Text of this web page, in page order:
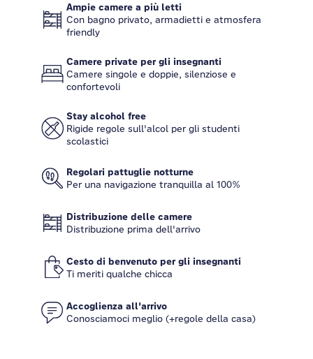
Ampie camere a più letti
Con bagno privato, armadietti e atmosfera
friendly
Camere private per gli insegnanti
Camere singole e doppie, silenziose e
confortevoli
Stay alcohol free
Rigide regole sull'alcol per gli studenti
scolastici
Regolari pattuglie notturne
Per una navigazione tranquilla al 100%
Distribuzione delle camere
Distribuzione prima dell'arrivo
Cesto di benvenuto per gli insegnanti
Ti meriti qualche chicca
Accoglienza all'arrivo
Conosciamoci meglio (+regole della casa)